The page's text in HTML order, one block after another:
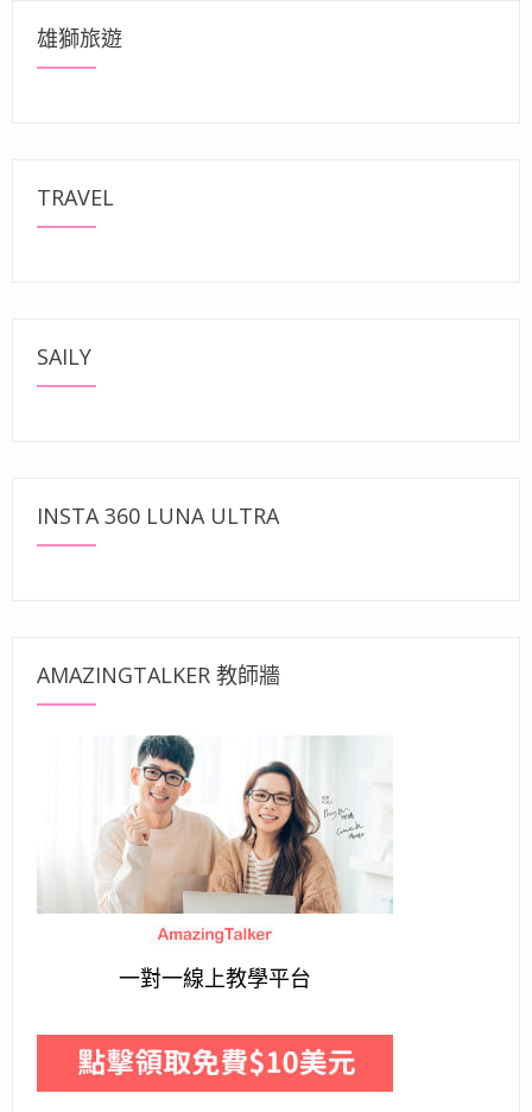
雄獅旅遊
TRAVEL
SAILY
INSTA 360 LUNA ULTRA
AMAZINGTALKER 教師牆
一對一線上教學平台